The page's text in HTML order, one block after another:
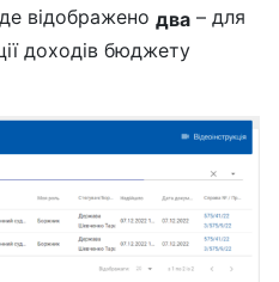
відображено два – для
доходів бюджету